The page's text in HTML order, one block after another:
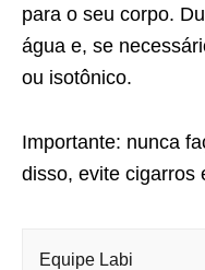
para o seu corpo.
água e, se
ou isotônico.
Importante: nunca
disso, evite cigarros
Equipe Labi